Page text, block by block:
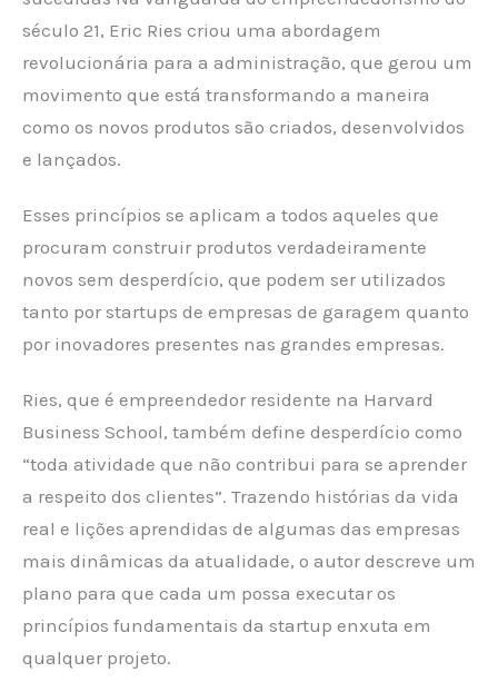
século 21, Eric Ries criou uma abordagem
revolucionária para a administração, que gerou um
movimento que está transformando a maneira
como os novos produtos são criados, desenvolvidos
e lançados.
Esses princípios se aplicam a todos aqueles que
procuram construir produtos verdadeiramente
novos sem desperdício, que podem ser utilizados
tanto por startups de empresas de garagem quanto
por inovadores presentes nas grandes empresas.
Ries, que é empreendedor residente na Harvard
Business School, também define desperdício como
“toda atividade que não contribui para se aprender
a respeito dos clientes”. Trazendo histórias da vida
real e lições aprendidas de algumas das empresas
mais dinâmicas da atualidade, o autor descreve um
plano para que cada um possa executar os
princípios fundamentais da startup enxuta em
qualquer projeto.